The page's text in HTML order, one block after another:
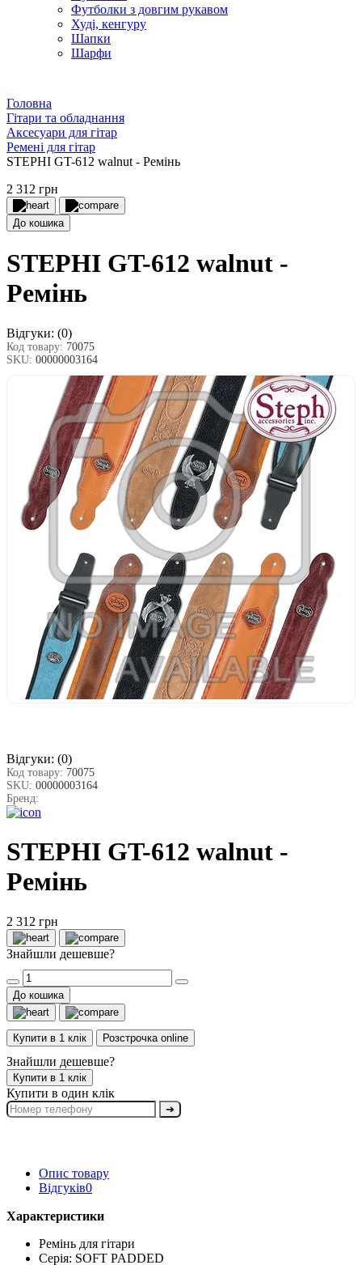
Футболки з довгим рукавом
Худі, кенгуру
Шапки
Шарфи
Головна
Гітари та обладнання
Аксесуари для гітар
Ремені для гітар
STEPHI GT-612 walnut - Ремінь
2 312 грн
До кошика
STEPHI GT-612 walnut -
Ремінь
Відгуки: (0)
Код товару: 70075
SKU: 00000003164
Відгуки: (0)
Код товару: 70075
SKU: 00000003164
Бренд:
STEPHI GT-612 walnut -
Ремінь
2 312 грн
Знайшли дешевше?
До кошика
Купити в 1 клік Розстрочка online
Знайшли дешевше?
Купити в 1 клік
Купити в один клік
➔
Опис товару
Відгуків0
Характеристики
Ремінь для гітари
Серія: SOFT PADDED